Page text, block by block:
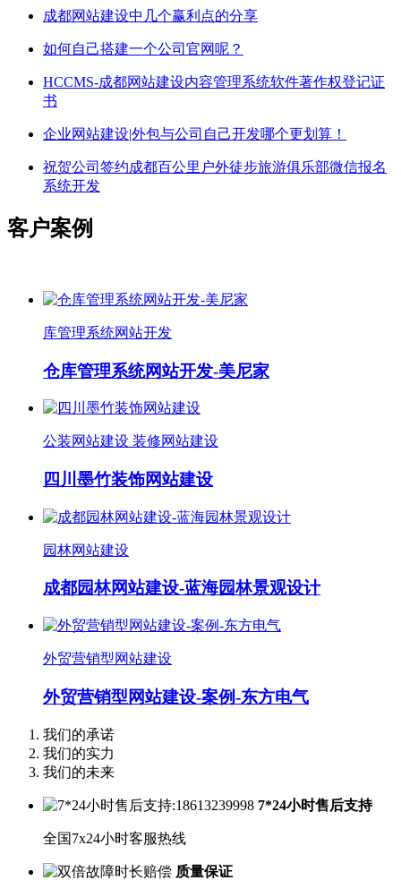
成都网站建设中几个赢利点的分享
如何自己搭建一个公司官网呢？
HCCMS-成都网站建设内容管理系统软件著作权登记证
书
企业网站建设|外包与公司自己开发哪个更划算！
祝贺公司签约成都百公里户外徒步旅游俱乐部微信报名
系统开发
客户案例
库管理系统网站开发
仓库管理系统网站开发-美尼家
公装网站建设 装修网站建设
四川墨竹装饰网站建设
园林网站建设
成都园林网站建设-蓝海园林景观设计
外贸营销型网站建设
外贸营销型网站建设-案例-东方电气
我们的承诺
我们的实力
我们的未来
7*24小时售后支持
全国7x24小时客服热线
质量保证